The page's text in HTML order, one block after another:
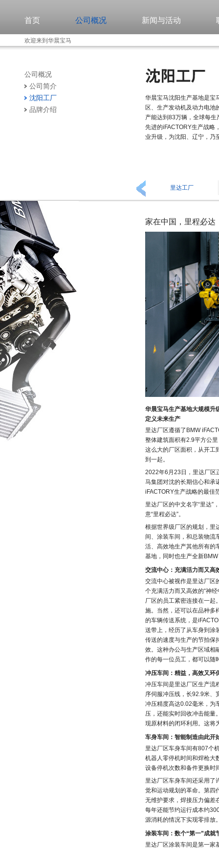
首页 公司概况 新闻与活动
欢迎来到华晨宝马
公司概况
公司简介
沈阳工厂
品牌介绍
华晨宝马沈阳生产基地是宝
区、生产发动机及动力电
产能达到83万辆，全球每
先进的iFACTORY生产战略
业升级，为沈阳、辽宁，乃
里达工厂
家在中国，里程必达
华晨宝马生产基地大规模
定义未来生产
里达厂区遵循了BMW
整体建筑面积有2.9平方公
这么大的厂区面积，从开工
到一起。
2022年6月23日，里达厂区
马集团对沈的长期信心和承
iFACTORY生产战略的最佳
里达厂区的中文名字“里达”
意“里程必达”。
根据世界级厂区的规划，里
间、涂装车间，和总装物流
活、高效地生产其他所有的
基地，同时也生产全新
交流中心：充满活力而又高
交流中心被视作是里达厂区
个充满活力而又高效的“神
厂区的员工紧密连接在一起
施。当然，还可以在品种多
的车辆传送系统，是
送带上，经历了从车身到涂
传送的速度与生产的节拍保
效。这种办公与生产区域相
作的每一位员工，都可以随
冲压车间：精益，高效又环
冲压车间是里达厂区生产流
序伺服冲压线，长92.9米、
冲压精度高达0.02毫米，为
压，还能实时回收冲击能量
现原材料的闭环利用。这将
车身车间：智能制造由此开
里达厂区车身车间有807个
机器人零停机时间和焊枪大
设备停机次数和备件更换时
里达厂区车身车间还采用了
觉和运动规划的革命。第四
无维护要求，焊接压力偏差
每年还能节约运行成本约
源消耗的情况下实现零排放
涂装车间：数个“第一”成就
里达厂区涂装车间是第一家